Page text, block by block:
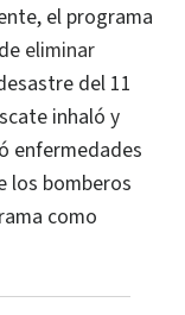
el programa
eliminar
del 11
inhaló y
enfermedades
los bomberos
como